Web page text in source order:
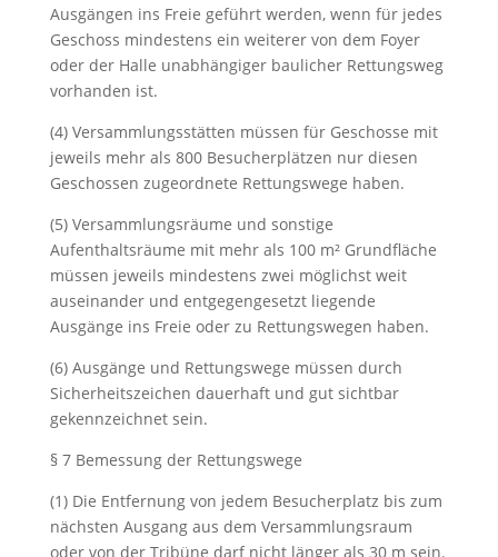
Ausgängen ins Freie geführt werden, wenn für jedes
Geschoss mindestens ein weiterer von dem Foyer
oder der Halle unabhängiger baulicher Rettungsweg
vorhanden ist.
(4) Versammlungsstätten müssen für Geschosse mit
jeweils mehr als 800 Besucherplätzen nur diesen
Geschossen zugeordnete Rettungswege haben.
(5) Versammlungsräume und sonstige
Aufenthaltsräume mit mehr als 100 m² Grundfläche
müssen jeweils mindestens zwei möglichst weit
auseinander und entgegengesetzt liegende
Ausgänge ins Freie oder zu Rettungswegen haben.
(6) Ausgänge und Rettungswege müssen durch
Sicherheitszeichen dauerhaft und gut sichtbar
gekennzeichnet sein.
§ 7 Bemessung der Rettungswege
(1) Die Entfernung von jedem Besucherplatz bis zum
nächsten Ausgang aus dem Versammlungsraum
oder von der Tribüne darf nicht länger als 30 m sein.